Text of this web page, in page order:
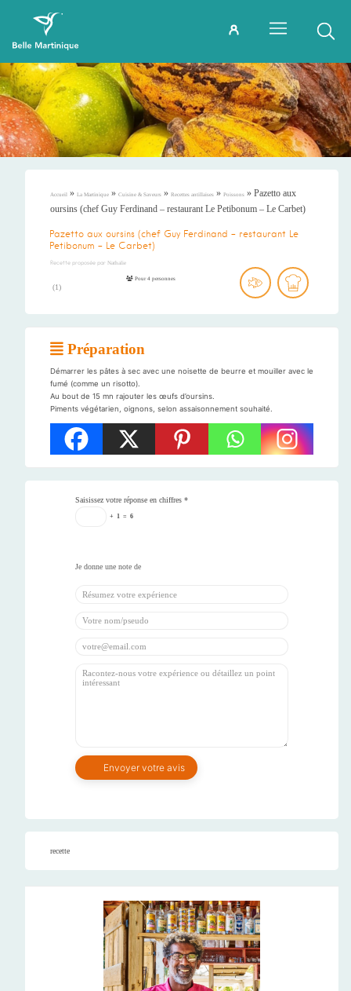
Accueil » La Martinique » Cuisine & Saveurs » Recettes antillaises » Poissons » Pazetto aux
oursins (chef Guy Ferdinand – restaurant Le Petibonum – Le Carbet)
Pazetto aux oursins (chef Guy Ferdinand – restaurant Le
Petibonum – Le Carbet)
Recette proposée par Nathalie
(1)
Pour 4 personnes
Préparation
Démarrer les pâtes à sec avec une noisette de beurre et mouiller avec le
fumé (comme un risotto).
Au bout de 15 mn rajouter les œufs d’oursins.
Piments végétarien, oignons, selon assaisonnement souhaité.
Saisissez votre réponse en chiffres *
+ 1 = 6
recette